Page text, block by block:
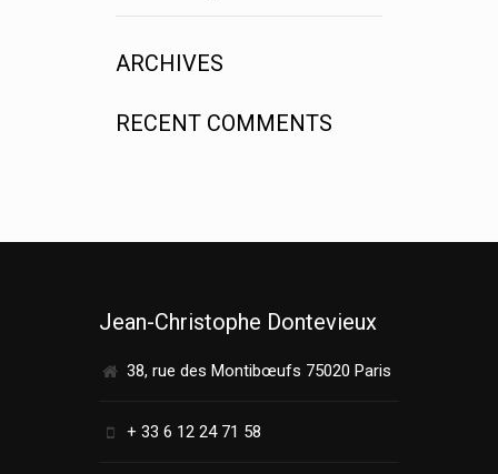
ARCHIVES
RECENT COMMENTS
Jean-Christophe Dontevieux
38, rue des Montibœufs 75020 Paris
+ 33 6 12 24 71 58